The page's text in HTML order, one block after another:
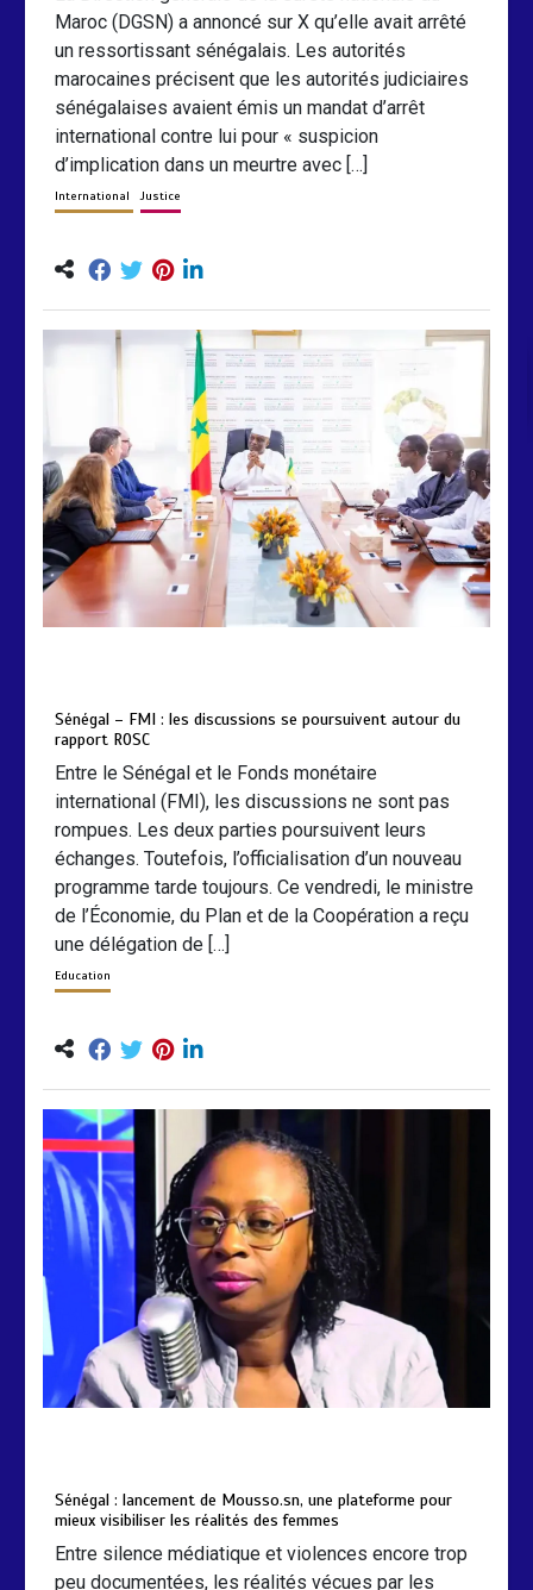
Maroc (DGSN) a annoncé sur X qu’elle avait arrêté
un ressortissant sénégalais. Les autorités
marocaines précisent que les autorités judiciaires
sénégalaises avaient émis un mandat d’arrêt
international contre lui pour « suspicion
d’implication dans un meurtre avec […]
International Justice
Sénégal – FMI : les discussions se poursuivent autour du
rapport ROSC
Entre le Sénégal et le Fonds monétaire
international (FMI), les discussions ne sont pas
rompues. Les deux parties poursuivent leurs
échanges. Toutefois, l’officialisation d’un nouveau
programme tarde toujours. Ce vendredi, le ministre
de l’Économie, du Plan et de la Coopération a reçu
une délégation de […]
Education
Sénégal : lancement de Mousso.sn, une plateforme pour
mieux visibiliser les réalités des femmes
Entre silence médiatique et violences encore trop
peu documentées, les réalités vécues par les